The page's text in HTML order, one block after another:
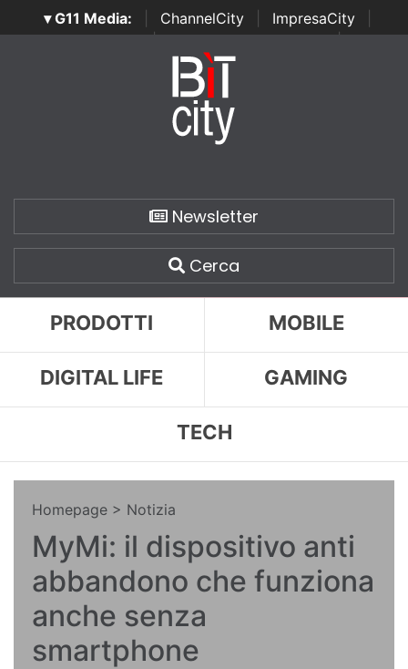
▾ G11 Media: ChannelCity ImpresaCity
SecurityOpenLab | Italian Channel Awards | Italian
Italian Security Awards
Newsletter
Cerca
PRODOTTI MOBILE
DIGITAL LIFE GAMING
TECH
Homepage > Notizia
MyMi: il dispositivo anti
abbandono che funziona
anche senza
smartphone